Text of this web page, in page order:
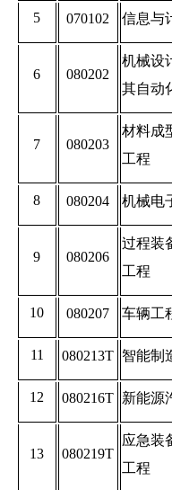
5 070102 信息与
6 080202
机械设
其自动
7 080203
材料成
工程
8 080204 机械电
9 080206
过程装
工程
10 080207 车辆工
11 080213T 智能制
12 080216T 新能源
13 080219T
应急装
工程